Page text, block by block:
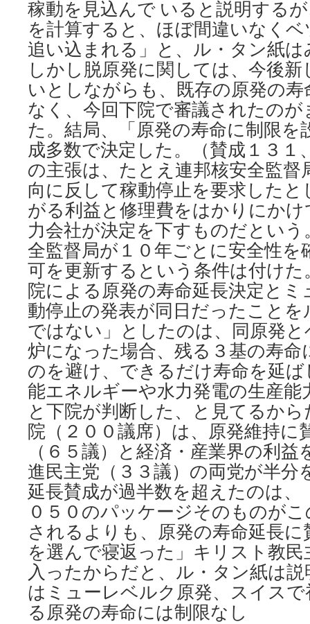
稼動を見込んで いると説明する
を計算すると、ほぼ間違いなく
追い込まれる」と、ル・タン紙
しかし脱原発に関しては、今後
いとしながらも、既存の原発の
なく、今回下院で審議されたの
た。結局、「原発の寿命に制限
成多数で決定した。（賛成１３１
の主張は、たとえ連邦核安全監督
向に反して稼動停止を要求した
がる利益と修理費をはかりにか
力会社が決定を下すものだとい
全監督局が１０年ごとに安全性を
可を更新するという条件は付け
院による原発の寿命延長決定と
動停止の発表が同日だったこと
ではない」としたのは、同原発
炉になった場合、残る３基の寿
のを避け、できるだけ寿命を延
能エネルギーや水力発電の生産
と下院が判断した、と見てるか
院（２００議席）は、原発維持に
（６５議）と経済・産業界の利
進民主党（３３議）の両党が半分
延長賛成が過半数を超えたのは
０５０のパッケージそのものが
されるよりも、原発の寿命延長
を選んで寝返った」キリスト教
入ったからだと、ル・タン紙は
はミューレベルク原発、スイス
る原発の寿命には制限なし